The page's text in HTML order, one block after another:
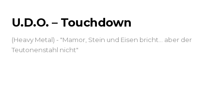
U.D.O. – Touchdown
(Heavy Metal) - "Mamor, Stein und Eisen bricht… aber der
Teutonenstahl nicht"